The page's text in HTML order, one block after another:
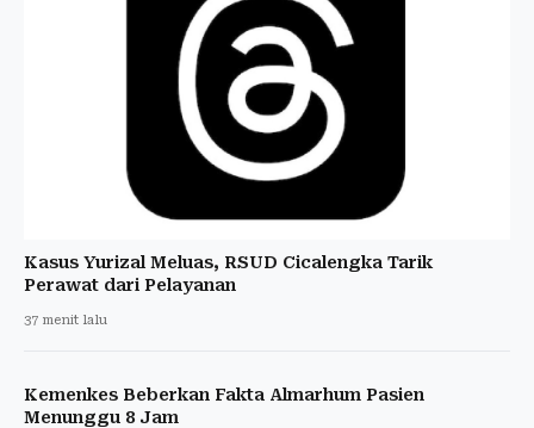
Kasus Yurizal Meluas, RSUD Cicalengka Tarik
Perawat dari Pelayanan
37 menit lalu
Kemenkes Beberkan Fakta Almarhum Pasien
Menunggu 8 Jam